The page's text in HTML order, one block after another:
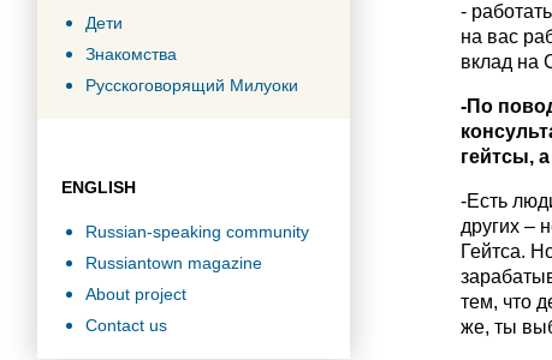
Дети
Знакомства
Русскоговорящий Милуоки
ENGLISH
Russian-speaking community
Russiantown magazine
About project
Contact us
-
на вас
вклад на
-По
гейтсы,
-Есть
других –
Гейтса.
тем, что
же, ты